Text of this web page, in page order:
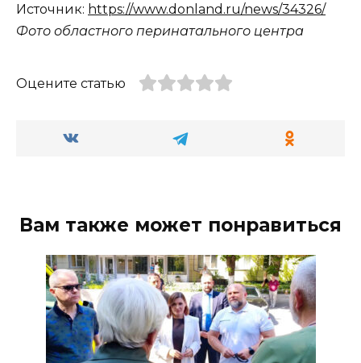
Источник: https://www.donland.ru/news/34326/
Фото областного перинатального центра
Оцените статью
Вам также может понравиться